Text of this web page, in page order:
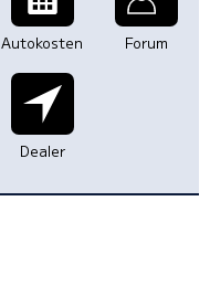
Autokosten Forum
Dealer